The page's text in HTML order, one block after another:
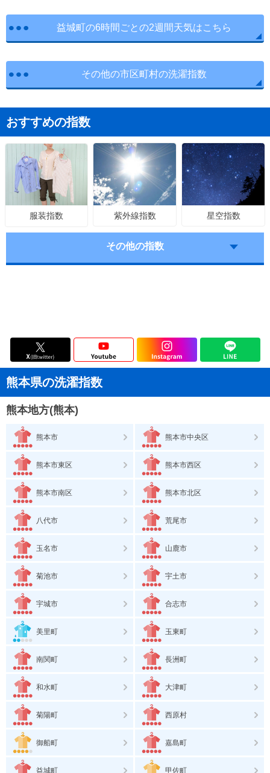
益城町の6時間ごとの2週間天気はこちら
その他の市区町村の洗濯指数
おすすめの指数
服装指数 紫外線指数 星空指数
その他の指数
熊本県の洗濯指数
熊本地方(熊本)
熊本市 熊本市中央区
熊本市東区 熊本市西区
熊本市南区 熊本市北区
八代市 荒尾市
玉名市 山鹿市
菊池市 宇土市
宇城市 合志市
美里町 玉東町
南関町 長洲町
和水町 大津町
菊陽町 西原村
御船町 嘉島町
益城町 甲佐町